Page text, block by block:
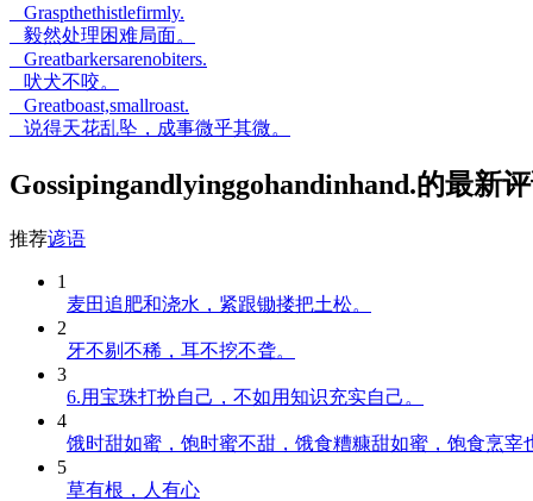
Graspthethistlefirmly.
毅然处理困难局面。
Greatbarkersarenobiters.
吠犬不咬。
Greatboast,smallroast.
说得天花乱坠，成事微乎其微。
Gossipingandlyinggohandinhand.的最新
推荐谚语
1
麦田追肥和浇水，紧跟锄搂把土松。
2
牙不剔不稀，耳不挖不聋。
3
6.用宝珠打扮自己，不如用知识充实自己。
4
饿时甜如蜜，饱时蜜不甜，饿食糟糠甜如蜜，饱食烹宰
5
草有根，人有心